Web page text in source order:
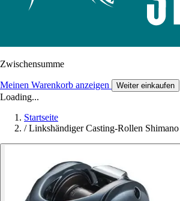
Zwischensumme
Meinen Warenkorb anzeigen Weiter einkaufen
Loading...
Startseite
/ Linkshändiger Casting-Rollen